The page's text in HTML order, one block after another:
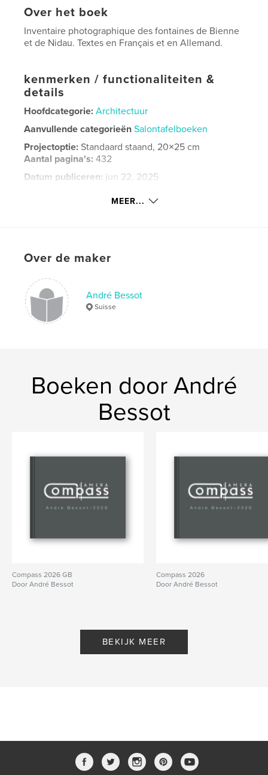
Over het boek
Inventaire photographique des fontaines de Bienne
et de Nidau. Textes en Français et en Allemand.
kenmerken / functionaliteiten &
details
Hoofdcategorie: Architectuur
Aanvullende categorieën Salontafelboeken
Projectoptie: Standaard staand, 20×25 cm
Aantal pagina's:432
Datum publiceren: jun 22, 2025
MEER...
Over de maker
André Bessot
Suisse
Boeken door André
Bessot
Compass 2026 GB
Door André Bessot
Compass 2026
Door André Bessot
BEKIJK MEER